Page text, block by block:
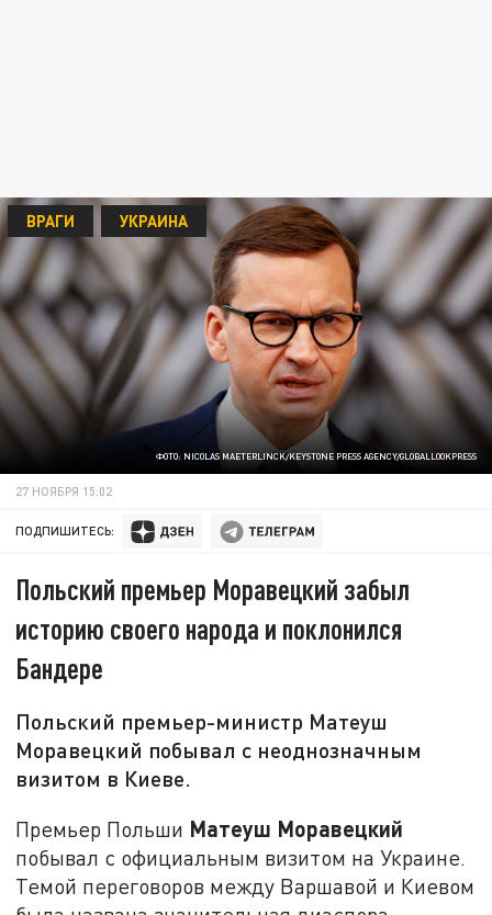
ФОТО: NICOLAS MAETERLINCK/KEYSTONE PRESS AGENCY/GLOBALLOOKPRESS
ВРАГИ УКРАИНА
27 НОЯБРЯ 15:02
ПОДПИШИТЕСЬ:
Польский премьер Моравецкий забыл
историю своего народа и поклонился
Бандере
Польский премьер-министр Матеуш
Моравецкий побывал с неоднозначным
визитом в Киеве.
Премьер Польши Матеуш Моравецкий
побывал с официальным визитом на Украине.
Темой переговоров между Варшавой и Киевом